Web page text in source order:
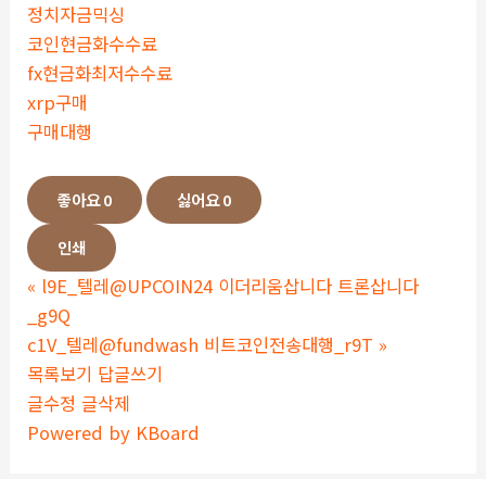
정치자금믹싱
코인현금화수수료
fx현금화최저수수료
xrp구매
구매대행
좋아요0 싫어요0
인쇄
« l9E_텔레@UPCOIN24 이더리움삽니다 트론삽니다
_g9Q
c1V_텔레@fundwash 비트코인전송대행_r9T »
목록보기 답글쓰기
글수정 글삭제
Powered by KBoard